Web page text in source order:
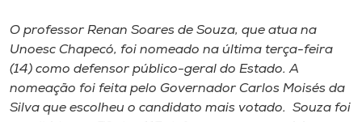
A
Unoesc
Internacionalização
O professor Renan Soares de Souza, que atua na
Unoesc Chapecó, foi nomeado na última terça-feira
(14) como defensor público-geral do Estado. A
nomeação foi feita pelo Governador Carlos Moisés da
Silva que escolheu o candidato mais votado. Souza foi